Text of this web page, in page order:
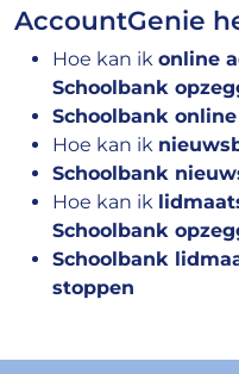
AccountGenie
Hoe kan ik online
Schoolbank
Schoolbank
Hoe kan ik
Schoolbank
Hoe kan ik
Schoolbank
Schoolbank
stoppen